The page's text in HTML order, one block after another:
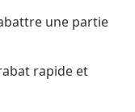
une partie
rapide et